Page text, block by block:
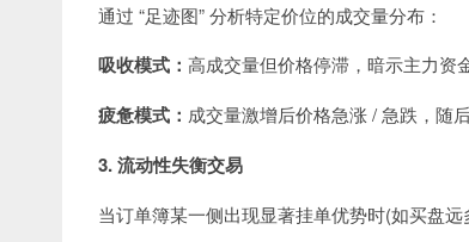
通过 “足迹图” 分析特定价位的成交量分布：
吸收模式： 高成交量但价格停滞，暗示主力资
疲惫模式： 成交量激增后价格急涨 / 急跌，随
3. 流动性失衡交易
当订单簿某一侧出现显著挂单优势时(如买盘